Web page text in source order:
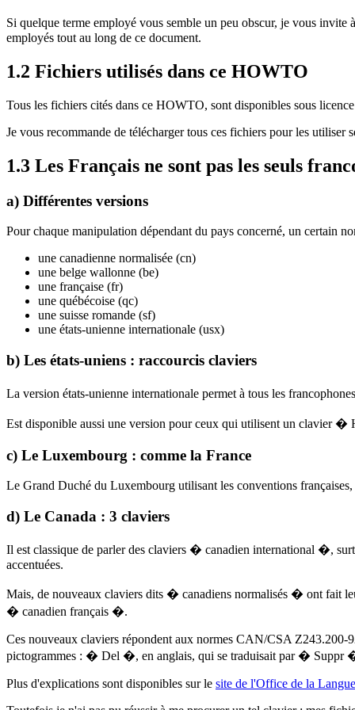
Si quelque terme employé vous semble un peu obscur, je vous
employés tout au long de ce document.
1.2 Fichiers utilisés dans ce HOWTO
Tous les fichiers cités dans ce HOWTO, sont disponibles sous
Je vous recommande de télécharger tous ces fichiers pour les utiliser
1.3 Les Français ne sont pas les seuls
a) Différentes versions
Pour chaque manipulation dépendant du pays concerné, un certain
une canadienne normalisée (cn)
une belge wallonne (be)
une française (fr)
une québécoise (qc)
une suisse romande (sf)
une états-unienne internationale (usx)
b) Les états-uniens : raccourcis claviers
La version états-unienne internationale permet à tous les
Est disponible aussi une version pour ceux qui utilisent un clavier
c) Le Luxembourg : comme la France
Le Grand Duché du Luxembourg utilisant les conventions
d) Le Canada : 3 claviers
Il est classique de parler des claviers � canadien international �,
accentuées.
Mais, de nouveaux claviers dits � canadiens normalisés � ont fait
� canadien français �.
Ces nouveaux claviers répondent aux normes CAN/CSA Z243.200-
pictogrammes : � Del �, en anglais, qui se traduisait par � Suppr �
Plus d'explications sont disponibles sur le site de l'Office de la